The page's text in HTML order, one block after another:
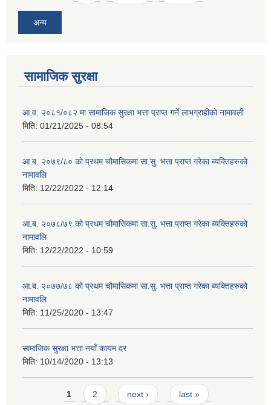
अन्य
सामाजिक सुरक्षा
आ.व. २०८१/०८२ मा सामाजिक सुरक्षा भत्ता प्राप्त गर्ने लाभग्राहीको नामावली
मिति: 01/21/2025 - 08:54
आ.ब. २०७९/८० को प्रथम चौमासिकमा सा.सु. भत्ता प्राप्त गरेका ब्यक्तिहरुको
नामावलि
मिति: 12/22/2022 - 12:14
आ.ब. २०७८/७९ को प्रथम चौमासिकमा सा.सु. भत्ता प्राप्त गरेका ब्यक्तिहरुको
नामावलि
मिति: 12/22/2022 - 10:59
आ.ब. २०७७/७८ को प्रथम चौमासिकमा सा.सु. भत्ता प्राप्त गरेका ब्यक्तिहरुको
नामावलि
मिति: 11/25/2020 - 13:47
सामाजिक सुरक्षा भत्ता नयाँ कायम दर
मिति: 10/14/2020 - 13:13
Pages1 2 next › last »